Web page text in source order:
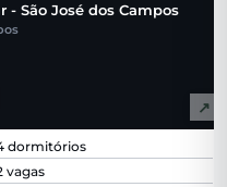
São José dos Campos
↗
dormitórios
vagas